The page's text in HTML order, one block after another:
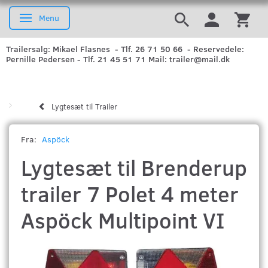
Skifte navigation
Menu
Trailersalg: Mikael Flasnes - Tlf. 26 71 50 66 - Reservedele:
Pernille Pedersen - Tlf. 21 45 51 71 Mail: trailer@mail.dk
Lygtesæt til Trailer
Fra: Aspöck
Lygtesæt til Brenderup
trailer 7 Polet 4 meter
Aspöck Multipoint VI